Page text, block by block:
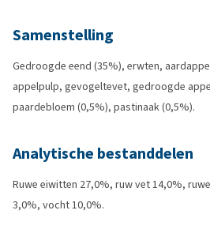
Samenstelling
Gedroogde eend (35%), erwten,
appelpulp, gevogeltevet, gedroogde
paardebloem (0,5%), pastinaak (0,5%).
Analytische bestanddelen
Ruwe eiwitten 27,0%, ruw vet 14,0%,
3,0%, vocht 10,0%.